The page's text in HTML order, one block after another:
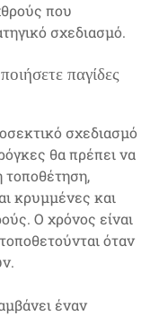
που
σχεδιασμό.
παγίδες
σχεδιασμό
θα πρέπει να
τοποθέτηση,
κρυμμένες και
Ο χρόνος είναι
όταν
έναν